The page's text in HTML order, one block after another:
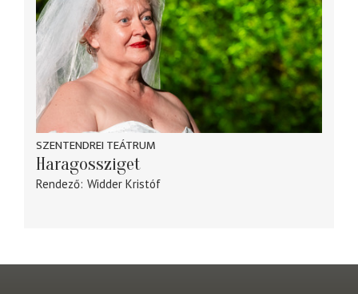
SZENTENDREI TEÁTRUM
Haragossziget
Rendező Widder Kristóf